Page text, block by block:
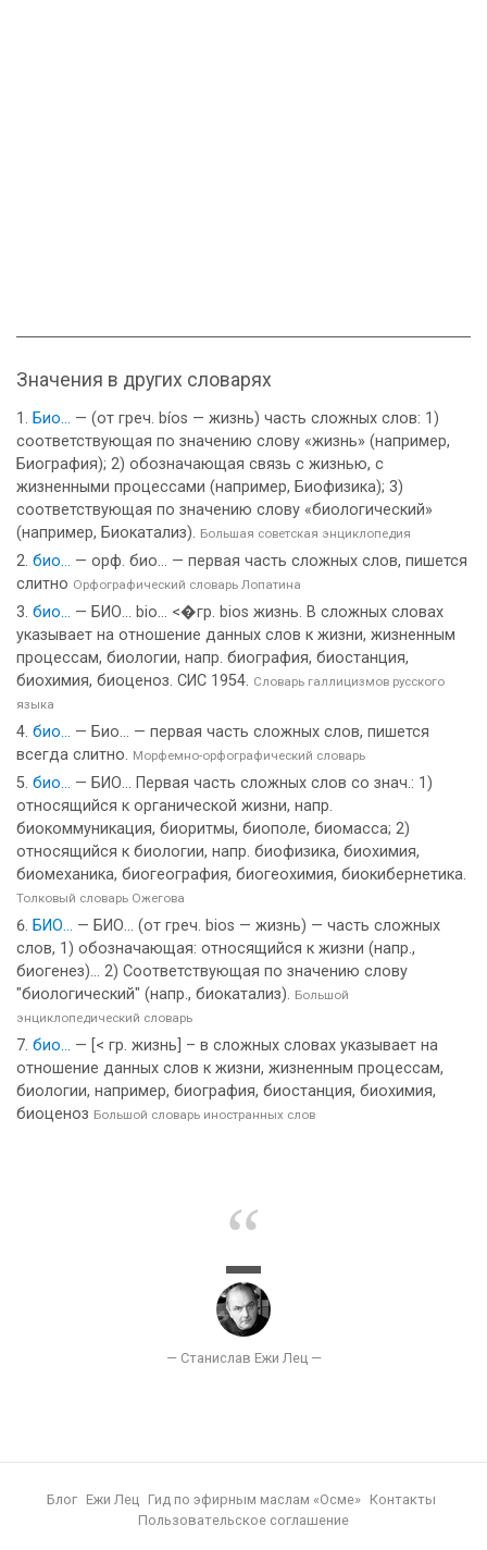
Значения в других словарях
Био... — (от греч. bíos — жизнь) часть сложных слов: 1)
соответствующая по значению слову «жизнь» (например,
Биография); 2) обозначающая связь с жизнью, с
жизненными процессами (например, Биофизика); 3)
соответствующая по значению слову «биологический»
(например, Биокатализ). Большая советская энциклопедия
био... — орф. био… — первая часть сложных слов, пишется
слитно Орфографический словарь Лопатина
био... — БИО... bio... <�гр. bios жизнь. В сложных словах
указывает на отношение данных слов к жизни, жизненным
процессам, биологии, напр. биография, биостанция,
биохимия, биоценоз. СИС 1954. Словарь галлицизмов русского
языка
био... — Био… — первая часть сложных слов, пишется
всегда слитно. Морфемно-орфографический словарь
био... — БИО… Первая часть сложных слов со знач.: 1)
относящийся к органической жизни, напр.
биокоммуникация, биоритмы, биополе, биомасса; 2)
относящийся к биологии, напр. биофизика, биохимия,
биомеханика, биогеография, биогеохимия, биокибернетика.
Толковый словарь Ожегова
БИО... — БИО... (от греч. bios — жизнь) — часть сложных
слов, 1) обозначающая: относящийся к жизни (напр.,
биогенез)... 2) Cоответствующая по значению слову
"биологический" (напр., биокатализ). Большой
энциклопедический словарь
био... — [< гр. жизнь] – в сложных словах указывает на
отношение данных слов к жизни, жизненным процессам,
биологии, например, биография, биостанция, биохимия,
биоценоз Большой словарь иностранных слов
Блог Ежи Лец Гид по эфирным маслам «Осме»
Контакты
Пользовательское соглашение